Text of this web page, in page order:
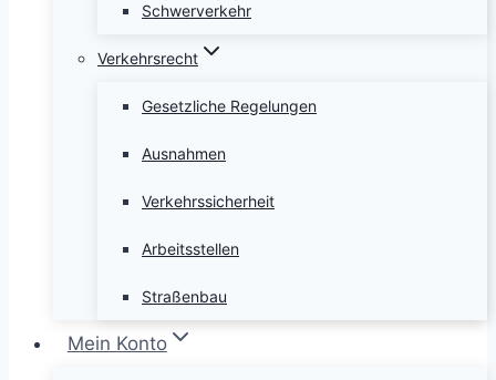
Schwerverkehr
Verkehrsrecht
Gesetzliche Regelungen
Ausnahmen
Verkehrssicherheit
Arbeitsstellen
Straßenbau
Mein Konto